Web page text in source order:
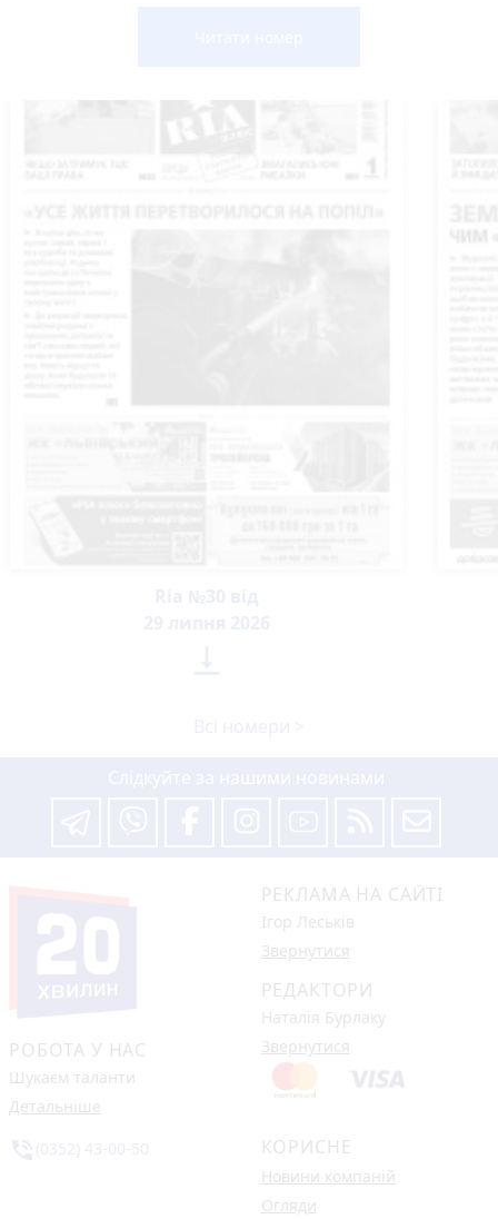
РОБОТА У НАС
Шукаєм таланти
Детальніше
РЕКЛАМА НА САЙТІ
Ігор Леськів
Звернутися
РЕДАКТОРИ
Наталія Бурлаку
Звернутися
КОРИСНЕ
Новини компаній
Огляди